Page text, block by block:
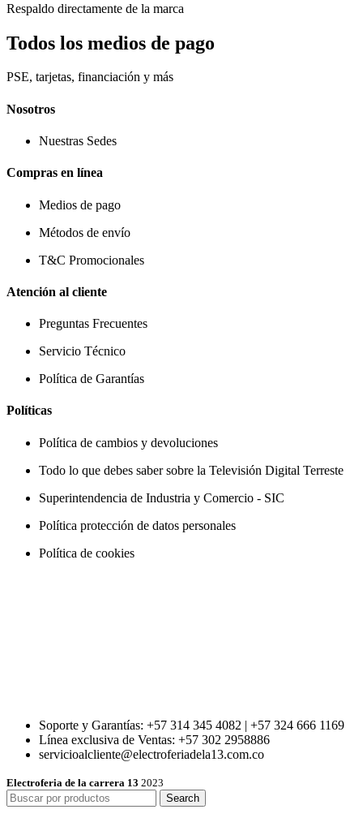
Respaldo directamente de la marca
Todos los medios de pago
PSE, tarjetas, financiación y más
Nosotros
Nuestras Sedes
Compras en línea
Medios de pago
Métodos de envío
T&C Promocionales
Atención al cliente
Preguntas Frecuentes
Servicio Técnico
Política de Garantías
Políticas
Política de cambios y devoluciones
Todo lo que debes saber sobre la Televisión Digital Terreste
Superintendencia de Industria y Comercio - SIC
Política protección de datos personales
Política de cookies
Soporte y Garantías: +57 314 345 4082 | +57 324 666 1169
Línea exclusiva de Ventas: +57 302 2958886
servicioalcliente@electroferiadela13.com.co
Electroferia de la carrera 13 2023
Search